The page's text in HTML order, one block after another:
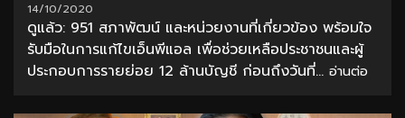
14/10/2020
ดูแล้ว: 951 สภาพัฒน์ และหน่วยงานที่เกี่ยวข้อง พร้อมใจ
รับมือในการแก้ไขเอ็นพีแอล เพื่อช่วยเหลือประชาชนและผู้
ประกอบการรายย่อย 12 ล้านบัญชี ก่อนถึงวันที่... อ่านต่อ